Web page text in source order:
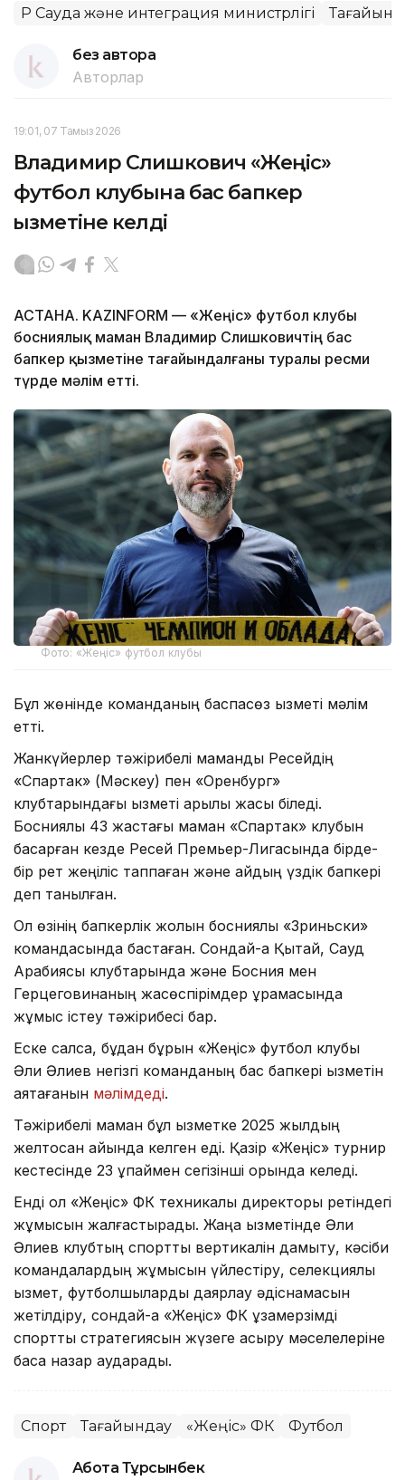
ҚР Сауда және интеграция министрлігі
без автора
Авторлар
19:01, 07 Тамыз 2026
Владимир Слишкович «Жеңіс»
футбол клубына бас бапкер
қызметіне келді
АСТАНА. KAZINFORM — «Жеңіс» футбол клубы
босниялық маман Владимир Слишковичтің бас
бапкер қызметіне тағайындалғаны туралы ресми
түрде мәлім етті.
Фото: «Жеңіс» футбол клубы
Бұл жөнінде команданың баспасөз қызметі мәлім
етті.
Жанкүйерлер тәжірибелі маманды Ресейдің
«Спартак» (Мәскеу) пен «Оренбург»
клубтарындағы қызметі арқылы жақсы біледі.
Босниялық 43 жастағы маман «Спартак» клубын
басқарған кезде Ресей Премьер-Лигасында бірде-
бір рет жеңіліс таппаған және айдың үздік бапкері
деп танылған.
Ол өзінің бапкерлік жолын босниялық «Зриньски»
командасында бастаған. Сондай-ақ Қытай, Сауд
Арабиясы клубтарында және Босния мен
Герцеговинаның жасөспірімдер құрамасында
жұмыс істеу тәжірибесі бар.
Еске салсақ, бұдан бұрын «Жеңіс» футбол клубы
Әли Әлиев негізгі команданың бас бапкері қызметін
аяқтағанын мәлімдеді.
Тәжірибелі маман бұл қызметке 2025 жылдың
желтоқсан айында келген еді. Қазір «Жеңіс» турнир
кестесінде 23 ұпаймен сегізінші орында келеді.
Енді ол «Жеңіс» ФК техникалық директоры ретіндегі
жұмысын жалғастырады. Жаңа қызметінде Әли
Әлиев клубтың спорттық вертикалін дамыту, кәсіби
командалардың жұмысын үйлестіру, селекциялық
қызмет, футболшыларды даярлау әдіснамасын
жетілдіру, сондай-ақ «Жеңіс» ФК ұзақмерзімді
спорттық стратегиясын жүзеге асыру мәселелеріне
баса назар аударады.
Спорт Тағайындау «Жеңіс» ФК Футбол
Ақбота Тұрсынбек